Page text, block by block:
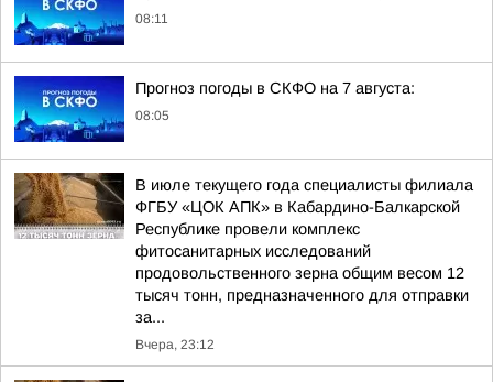
08:11
Прогноз погоды в СКФО на 7 августа:
08:05
В июле текущего года специалисты филиала
ФГБУ «ЦОК АПК» в Кабардино-Балкарской
Республике провели комплекс
фитосанитарных исследований
продовольственного зерна общим весом 12
тысяч тонн, предназначенного для отправки
за...
Вчера, 23:12